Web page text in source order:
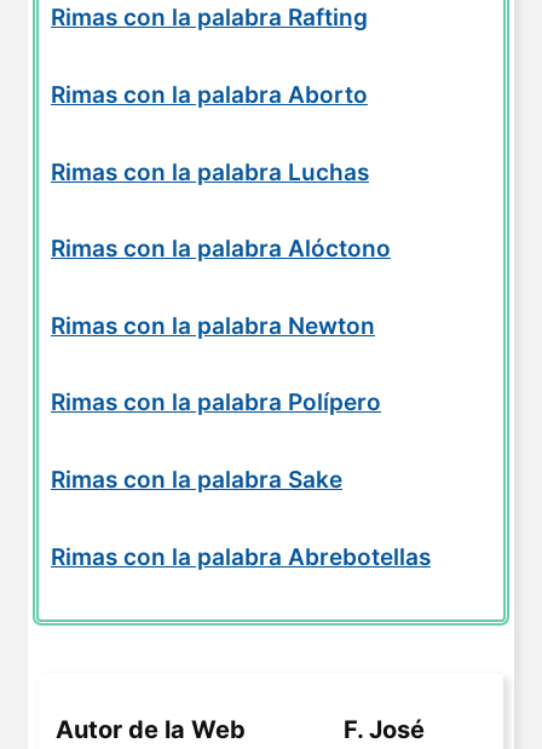
Rimas con la palabra Rafting
Rimas con la palabra Aborto
Rimas con la palabra Luchas
Rimas con la palabra Alóctono
Rimas con la palabra Newton
Rimas con la palabra Polípero
Rimas con la palabra Sake
Rimas con la palabra Abrebotellas
Autor de la Web F. José